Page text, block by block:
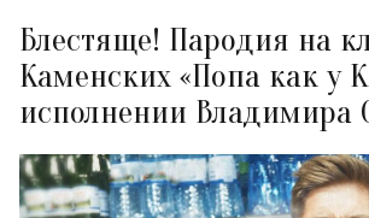
Блестяще! Пародия на
Каменских «Попа как у
исполнении Владимира